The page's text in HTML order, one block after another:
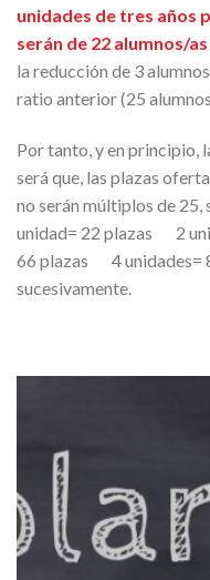
unidades de tres años
serán de 22 alumnos/
la reducción de 3
ratio anterior (25
Por tanto, y en principio,
será que, las plazas
no serán múltiplos de 25,
unidad= 22 plazas 2
66 plazas 4 unidades=
sucesivamente.